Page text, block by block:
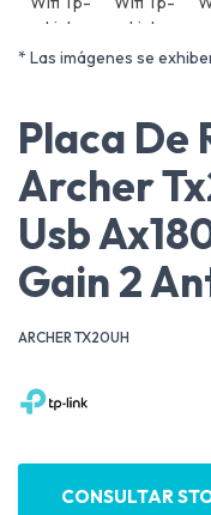
* Las imágenes se
Placa De
Archer
Usb
Gain 2
ARCHER TX20UH
CONSULTAR